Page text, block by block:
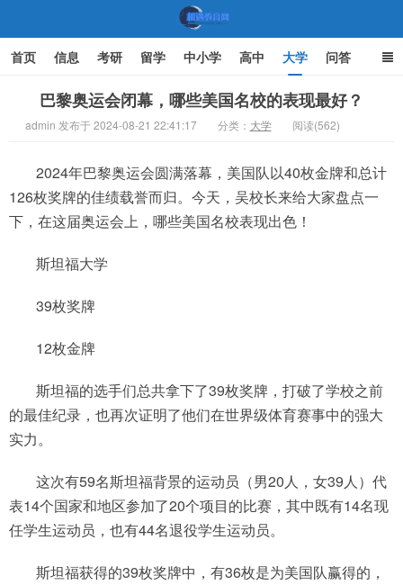
首页 信息 考研 留学 中小学 高中 大学 问答
家庭教育
巴黎奥运会闭幕，哪些美国名校的表现最好？
admin 发布于 2024-08-21 22:41:17 分类： 大学 阅读(562)
2024年巴黎奥运会圆满落幕，美国队以40枚金牌和总计
126枚奖牌的佳绩载誉而归。今天，吴校长来给大家盘点一
下，在这届奥运会上，哪些美国名校表现出色！
斯坦福大学
39枚奖牌
12枚金牌
斯坦福的选手们总共拿下了39枚奖牌，打破了学校之前
的最佳纪录，也再次证明了他们在世界级体育赛事中的强大
实力。
这次有59名斯坦福背景的运动员（男20人，女39人）代
表14个国家和地区参加了20个项目的比赛，其中既有14名现
任学生运动员，也有44名退役学生运动员。
斯坦福获得的39枚奖牌中，有36枚是为美国队赢得的，